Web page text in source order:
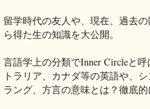
留学時代の友人や、現在、過去
ら得た生の知識を大公開。
言語学上の分類でInner Circleと
トラリア、カナダ等の英語や、
ラング、方言の意味とは？徹底